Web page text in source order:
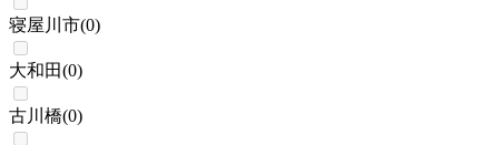
寝屋川市(0)
大和田(0)
古川橋(0)